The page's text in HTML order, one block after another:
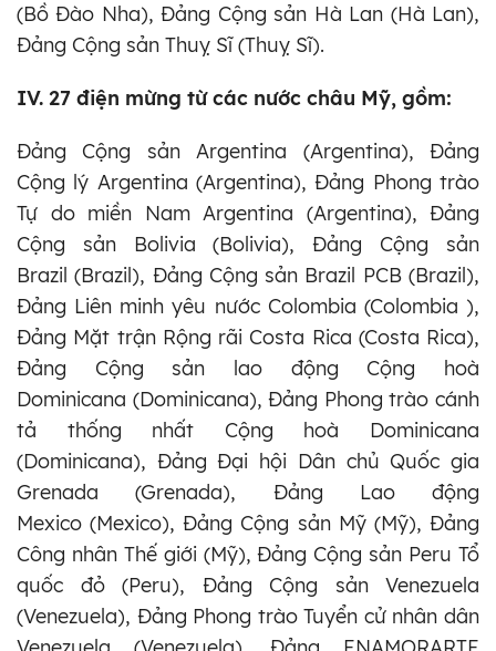
(Bồ Đào Nha), Đảng Cộng sản Hà Lan (Hà Lan),
Đảng Cộng sản Thuỵ Sĩ (Thuỵ Sĩ).
IV. 27 điện mừng từ các nước châu Mỹ, gồm:
Đảng Cộng sản Argentina (Argentina), Đảng
Cộng lý Argentina (Argentina), Đảng Phong trào
Tự do miền Nam Argentina (Argentina), Đảng
Cộng sản Bolivia (Bolivia), Đảng Cộng sản
Brazil (Brazil), Đảng Cộng sản Brazil PCB (Brazil),
Đảng Liên minh yêu nước Colombia (Colombia ),
Đảng Mặt trận Rộng rãi Costa Rica (Costa Rica),
Đảng Cộng sản lao động Cộng hoà
Dominicana (Dominicana), Đảng Phong trào cánh
tả thống nhất Cộng hoà Dominicana
(Dominicana), Đảng Đại hội Dân chủ Quốc gia
Grenada (Grenada), Đảng Lao động
Mexico (Mexico), Đảng Cộng sản Mỹ (Mỹ), Đảng
Công nhân Thế giới (Mỹ), Đảng Cộng sản Peru Tổ
quốc đỏ (Peru), Đảng Cộng sản Venezuela
(Venezuela), Đảng Phong trào Tuyển cử nhân dân